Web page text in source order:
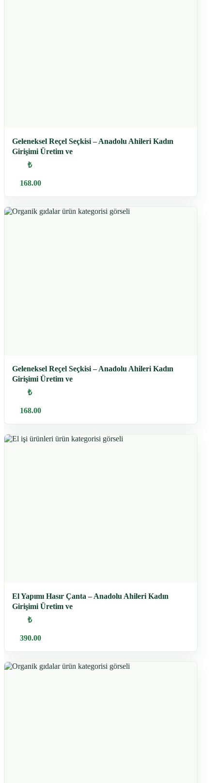
Geleneksel Reçel Seçkisi – Anadolu Ahileri Kadın
Girişimi Üretim ve
₺
168.00
Geleneksel Reçel Seçkisi – Anadolu Ahileri Kadın
Girişimi Üretim ve
₺
168.00
El Yapımı Hasır Çanta – Anadolu Ahileri Kadın
Girişimi Üretim ve
₺
390.00